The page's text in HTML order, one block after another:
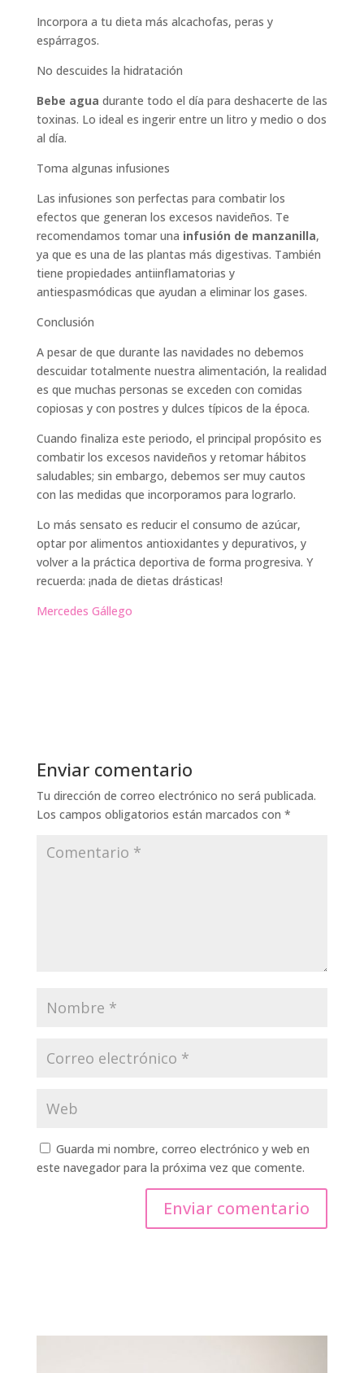
Incorpora a tu dieta más alcachofas, peras y
espárragos.
No descuides la hidratación
Bebe agua durante todo el día para deshacerte de las
toxinas. Lo ideal es ingerir entre un litro y medio o dos
al día.
Toma algunas infusiones
Las infusiones son perfectas para combatir los
efectos que generan los excesos navideños. Te
recomendamos tomar una infusión de manzanilla,
ya que es una de las plantas más digestivas. También
tiene propiedades antiinflamatorias y
antiespasmódicas que ayudan a eliminar los gases.
Conclusión
A pesar de que durante las navidades no debemos
descuidar totalmente nuestra alimentación, la realidad
es que muchas personas se exceden con comidas
copiosas y con postres y dulces típicos de la época.
Cuando finaliza este periodo, el principal propósito es
combatir los excesos navideños y retomar hábitos
saludables; sin embargo, debemos ser muy cautos
con las medidas que incorporamos para lograrlo.
Lo más sensato es reducir el consumo de azúcar,
optar por alimentos antioxidantes y depurativos, y
volver a la práctica deportiva de forma progresiva. Y
recuerda: ¡nada de dietas drásticas!
Mercedes Gállego
Enviar comentario
Tu dirección de correo electrónico no será publicada.
Los campos obligatorios están marcados con *
Guarda mi nombre, correo electrónico y web en
este navegador para la próxima vez que comente.